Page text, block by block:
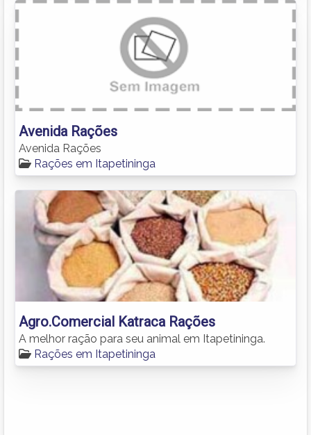
Avenida Rações
Avenida Rações
Rações em Itapetininga
Agro.Comercial Katraca Rações
A melhor ração para seu animal em Itapetininga.
Rações em Itapetininga